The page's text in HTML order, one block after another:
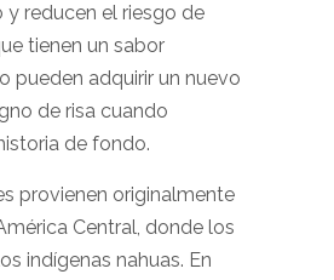
y reducen el riesgo de
tienen un sabor
pueden adquirir un nuevo
de risa cuando
de fondo.
provienen originalmente
Central, donde los
indígenas nahuas. En